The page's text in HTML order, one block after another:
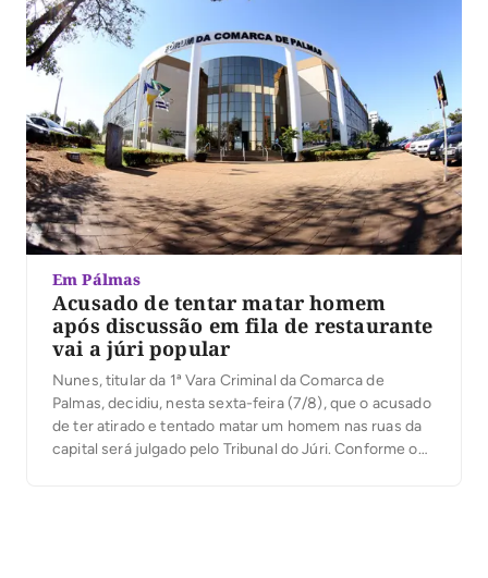
Em Pálmas
Acusado de tentar matar homem
após discussão em fila de restaurante
vai a júri popular
Nunes, titular da 1ª Vara Criminal da Comarca de
Palmas, decidiu, nesta sexta-feira (7/8), que o acusado
de ter atirado e tentado matar um homem nas ruas da
capital será julgado pelo Tribunal do Júri. Conforme o